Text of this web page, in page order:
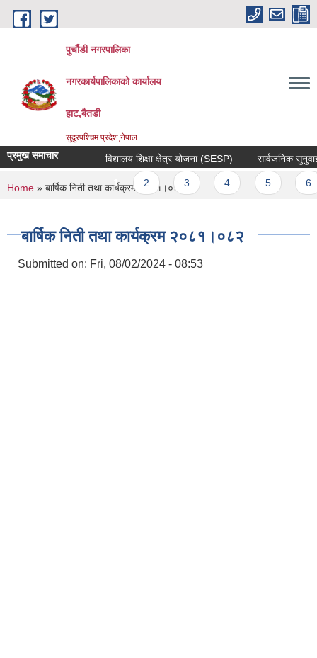
Skip to main content
पुर्चौडी नगरपालिका
नगरकार्यपालिकाकाे कार्यालय
हाट,बैतडी
सुदुरपश्चिम प्रदेश,नेपाल
प्रमुख समाचार विद्यालय शिक्षा क्षेत्र योजना (SESP) सार्वजनिक सुनुवाई
Pages
1 2
You are here
Home » बार्षिक निती तथा कार्यक्रम २०८१।०८२
बार्षिक निती तथा कार्यक्रम २०८१।०८२
Submitted on: Fri, 08/02/2024 - 08:53